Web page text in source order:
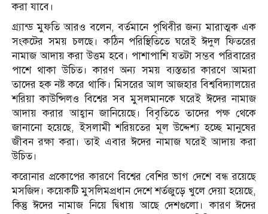
করা যাবে।
গ্র্যান্ড মুফতি আরও বলেন, বর্তমানে পৃথিবীর জন্য মারাত্মক এক
সংকটের সময় চলছে। কঠিন পরিস্থিতিতে ঘরেই ঈদুল ফিতরের
নামাজ আদায় করা উত্তম হবে। পাশাপাশি যতটা সম্ভব পরিবারের
পাশে থাকা উচিত। কারণ অন্য সময় ব্যস্ততার কারণে আমরা
তাদের হক নষ্ট করে থাকি। মিসরের আল আজহার বিশ্ববিদ্যালয়ের
শরিয়া কাউন্সিলও বিশ্বের সব মুসলমানকে ঘরেই ঈদের নামাজ
আদায় করার আহ্বান জানিয়েছে। বিবৃতিতে তাদের পক্ষ থেকে
জানানো হয়েছে, ইসলামী শরিয়তের মূল উদ্দেশ্য হচ্ছে মানুষের
জীবন রক্ষা করা। তাই এবার ঈদের নামাজ ঘরেই আদায় করা
উচিত।
করোনার প্রকোপের কারণে বিশ্বের বেশির ভাগ দেশে বন্ধ রয়েছে
মসজিদ। কয়েকটি মুসলিমপ্রধান দেশে শর্তজুড়ে খুলে দেয়া হয়েছে,
কিন্তু ঈদের নামাজ নিয়ে দ্বিধায় আছে দেশগুলো। কারণ ঈদের